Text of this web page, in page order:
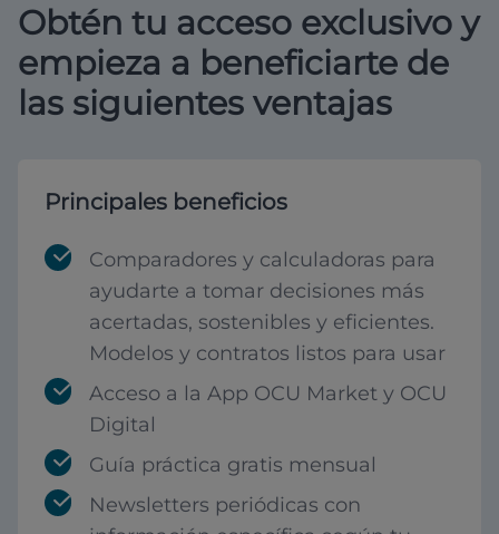
Obtén tu acceso exclusivo y
empieza a beneficiarte de
las siguientes ventajas
Principales beneficios
Comparadores y calculadoras para
ayudarte a tomar decisiones más
acertadas, sostenibles y eficientes.
Modelos y contratos listos para usar
Acceso a la App OCU Market y OCU
Digital
Guía práctica gratis mensual
Newsletters periódicas con